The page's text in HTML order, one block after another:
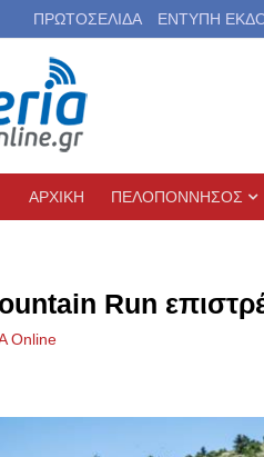
ΠΡΩΤΟΣΕΛΙΔΑ ΕΝΤΥΠΗ
ΑΡΧΙΚΗ ΠΕΛΟΠΟΝΝΗΣΟΣ
Run
Online